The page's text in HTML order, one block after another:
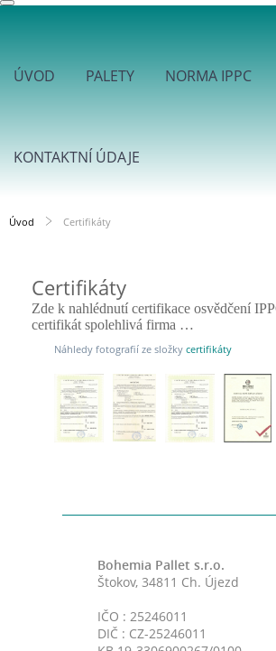
ÚVOD PALETY NORMA IPPC
KONTAKTNÍ ÚDAJE
Úvod Certifikáty
Certifikáty
Zde k nahlédnutí certifikace osvědčení
certifikát spolehlivá firma …
Náhledy fotografií ze složky certifikáty
Bohemia Pallet s.r.o.
Štokov, 34811 Ch. Újezd
IČO : 25246011
DIČ : CZ-25246011